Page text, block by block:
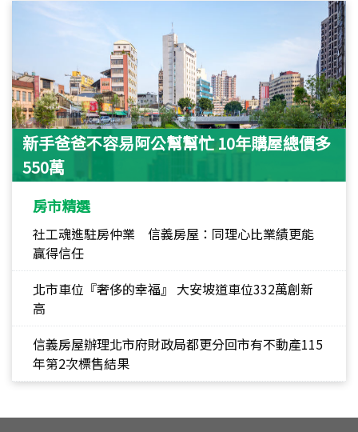
新手爸爸不容易阿公幫幫忙 10年購屋總價多
550萬
房市精選
社工魂進駐房仲業 信義房屋：同理心比業績更能
贏得信任
北市車位『奢侈的幸福』 大安坡道車位332萬創新
高
信義房屋辦理北市府財政局都更分回市有不動產115
年第2次標售結果